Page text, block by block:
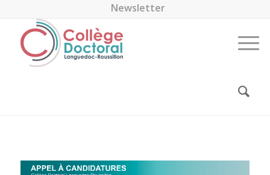
Newsletter